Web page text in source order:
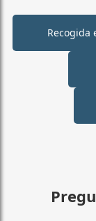
Recogida